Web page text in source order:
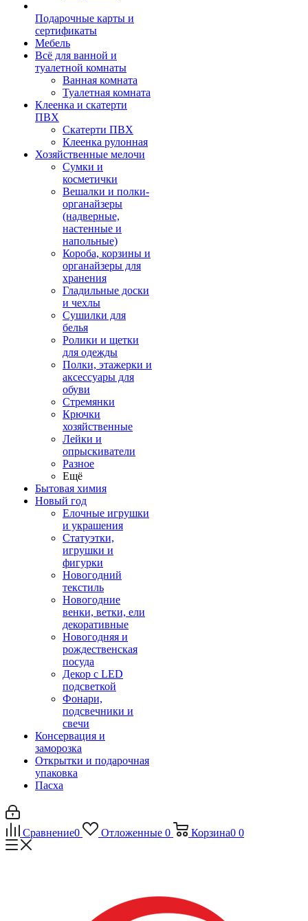
Подарочные карты и
сертификаты
Мебель
Всё для ванной и
туалетной комнаты
Ванная комната
Туалетная комната
Клеенка и скатерти
ПВХ
Скатерти ПВХ
Клеенка рулонная
Хозяйственные мелочи
Сумки и
косметички
Вешалки и полки-
органайзеры
(надверные,
настенные и
напольные)
Короба, корзины и
органайзеры для
хранения
Гладильные доски
и чехлы
Сушилки для
белья
Ролики и щетки
для одежды
Полки, этажерки и
аксессуары для
обуви
Стремянки
Крючки
хозяйственные
Лейки и
опрыскиватели
Разное
Ещё
Бытовая химия
Новый год
Елочные игрушки
и украшения
Статуэтки,
игрушки и
фигурки
Новогодний
текстиль
Новогодние
венки, ветки, ели
декоративные
Новогодняя и
рождественская
посуда
Декор с LED
подсветкой
Фонари,
подсвечники и
свечи
Консервация и
заморозка
Открытки и подарочная
упаковка
Пасха
Сравнение0 Отложенные 0 Корзина0 0